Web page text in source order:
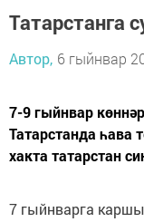
Татарстанга
Автор, 6 гыйнвар
7-9 гыйнвар
Татарстанда һава
хакта татарстан
7 гыйнварга